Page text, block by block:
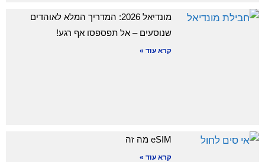
מונדיאל 2026: המדריך המלא לאוהדים
שנוסעים – אל תפספסו אף רגע!
קרא עוד »
eSIM מה זה
קרא עוד »